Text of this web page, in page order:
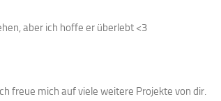
aber ich hoffe er überlebt <3
freue mich auf viele weitere Projekte von dir.